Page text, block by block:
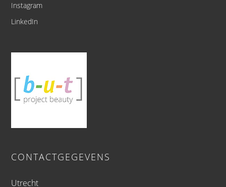
Instagram
LinkedIn
CONTACTGEGEVENS
Utrecht